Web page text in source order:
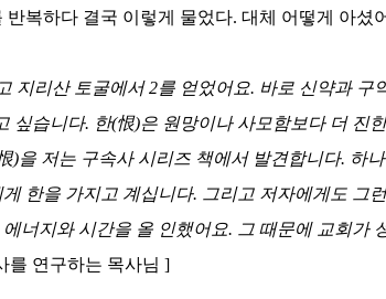
반복하다 결국 이렇게 물었다. 대체 어떻게 아셨
지리산 토굴에서2를 얻었어요. 바로 신약과 구
싶습니다. 한(恨)은 원망이나 사모함보다 더 진
)을 저는 구속사 시리즈 책에서 발견합니다. 하
한을 가지고 계십니다. 그리고 저자에게도 그
에너지와 시간을 올 인했어요. 그 때문에 교회가
를 연구하는 목사님 ]